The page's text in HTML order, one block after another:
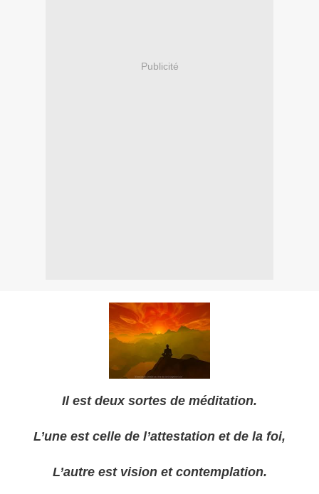
Publicité
Il est deux sortes de méditation.
L’une est celle de l’attestation et de la foi,
L’autre est vision et contemplation.